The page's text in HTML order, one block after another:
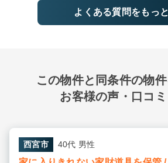
よくある質問をもっ
この物件と同条件の物
お客様の声・口コミ
西宮市 40代 男性